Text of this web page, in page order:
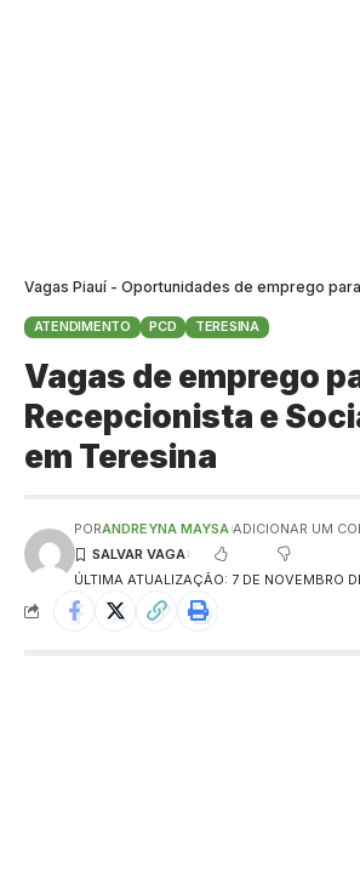
ATENDIMENTO PCD TERESINA
Vagas de emprego
Recepcionista e
em Teresina
ÚLTIMA ATUALIZAÇÃO: 7 DE NOVEMBRO
PORANDREYNA MAYSA ADICIONAR UM